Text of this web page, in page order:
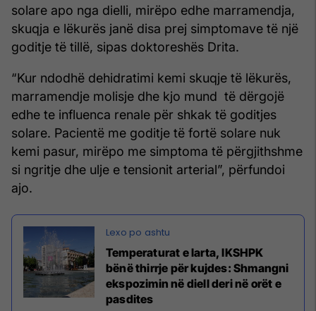
solare apo nga dielli, mirëpo edhe marramendja,
skuqja e lëkurës janë disa prej simptomave të një
goditje të tillë, sipas doktoreshës Drita.
“Kur ndodhë dehidratimi kemi skuqje të lëkurës,
marramendje molisje dhe kjo mund të dërgojë
edhe te influenca renale për shkak të goditjes
solare. Pacientë me goditje të fortë solare nuk
kemi pasur, mirëpo me simptoma të përgjithshme
si ngritje dhe ulje e tensionit arterial”, përfundoi
ajo.
Temperaturat e larta, IKSHPK
bënë thirrje për kujdes: Shmangni
ekspozimin në diell deri në orët e
pasdites